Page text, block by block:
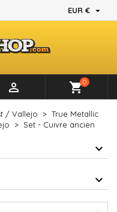
EUR € 
 shopping_cart0
/ Vallejo
True Metallic
Set - Cuivre ancien
×
×
une liste d'envies
×
des produits à